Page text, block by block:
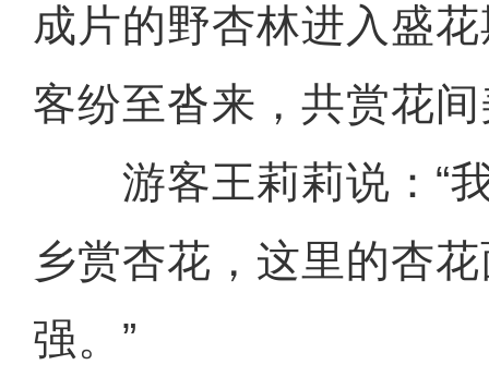
成片的野杏林进入盛
客纷至沓来，共赏花
游客王莉莉说：“我
乡赏杏花，这里的杏
强。”